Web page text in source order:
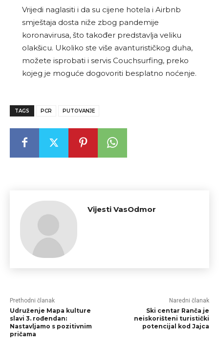
Vrijedi naglasiti i da su cijene hotela i Airbnb
smještaja dosta niže zbog pandemije
koronavirusa, što također predstavlja veliku
olakšicu. Ukoliko ste više avanturističkog duha,
možete isprobati i servis Couchsurfing, preko
kojeg je moguće dogovoriti besplatno noćenje.
TAGS PCR PUTOVANJE
Vijesti VasOdmor
Prethodni članak
Udruženje Mapa kulture
slavi 3. rođendan:
Nastavljamo s pozitivnim
pričama
Naredni članak
Ski centar Ranča je
neiskorišteni turistički
potencijal kod Jajca